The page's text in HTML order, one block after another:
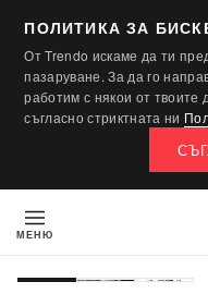
ПОЛИТИКА ЗА
От Trendo искаме да ти
пазаруване. За да го
работим с някои от твоите
съгласно стриктната ни
МЕНЮ